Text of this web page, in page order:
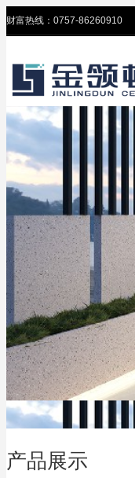
财富热线：0757-86260910
产品展示